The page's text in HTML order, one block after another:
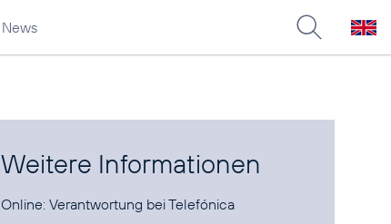
News
Weitere Informationen
Online:Verantwortung bei Telefónica